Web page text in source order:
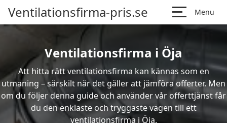
Ventilationsfirma-pris.se Menu
Ventilationsfirma i Öja
Att hitta rätt ventilationsfirma kan kännas som en
utmaning – särskilt när det gäller att jämföra offerter. Men
om du följer denna guide och använder vår offerttjänst får
du den enklaste och tryggaste vägen till ett
ventilationsfirma i Öja.